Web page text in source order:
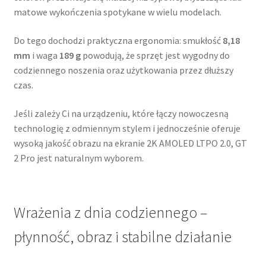
matowe wykończenia spotykane w wielu modelach.
Do tego dochodzi praktyczna ergonomia: smukłość 8,18
mm i waga 189 gpowodują, że sprzęt jest wygodny do
codziennego noszenia oraz użytkowania przez dłuższy
czas.
Jeśli zależy Ci na urządzeniu, które łączy nowoczesną
technologię z odmiennym stylem i jednocześnie oferuje
wysoką jakość obrazu na ekranie 2K AMOLED LTPO 2.0, GT
2 Pro jest naturalnym wyborem.
Wrażenia z dnia codziennego –
płynność, obraz i stabilne działanie